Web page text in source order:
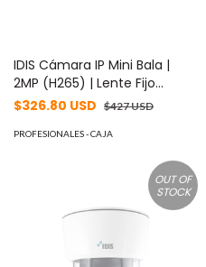
IDIS Cámara IP Mini Bala |
2MP (H265) | Lente Fijo
3.3mm (opcional 6mm) |
120dB MOD: DC-E3212WRX
$326.80 USD $427 USD
PROFESIONALES - CAJA
OUT OF
STOCK